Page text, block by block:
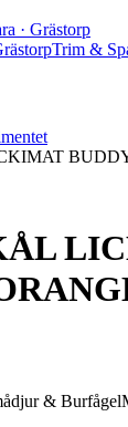
· Grästorp
Trim &
& Burfågel